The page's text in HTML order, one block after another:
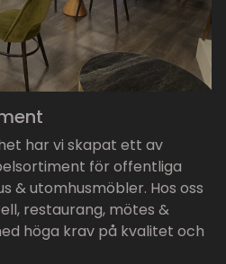
har vi skapat ett av
för offentliga
& utomhusmöbler. Hos oss
restaurang, mötes &
höga krav på kvalitet och